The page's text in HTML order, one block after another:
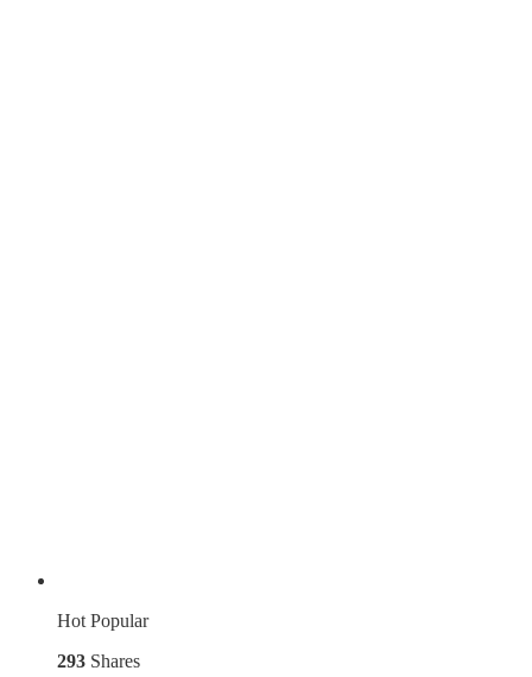
Hot Popular
293 Shares